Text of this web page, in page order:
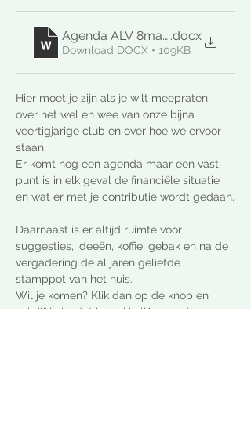
Agenda ALV 8maart2025
.docx
Download DOCX • 109KB
Hier moet je zijn als je wilt meepraten
over het wel en wee van onze bijna
veertigjarige club en over hoe we ervoor
staan.
Er komt nog een agenda maar een vast
punt is in elk geval de financiële situatie
en wat er met je contributie wordt gedaan.
Daarnaast is er altijd ruimte voor
suggesties, ideeën, koffie, gebak en na de
vergadering de al jaren geliefde
stamppot van het huis.
Wil je komen? Klik dan op de knop en
schrijf je in, dat is makkelijk voor de